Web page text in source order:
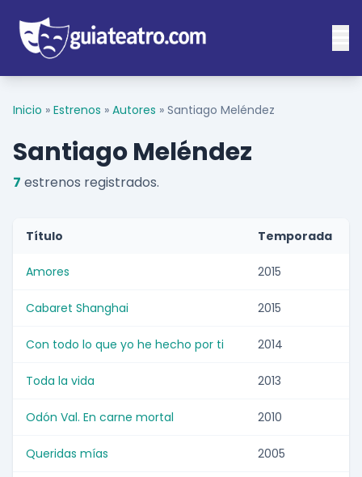
Inicio » Estrenos » Autores » Santiago Meléndez
Santiago Meléndez
7 estrenos registrados.
Título Temporada
Amores 2015
Cabaret Shanghai 2015
Con todo lo que yo he hecho por ti 2014
Toda la vida 2013
Odón Val. En carne mortal 2010
Queridas mías 2005